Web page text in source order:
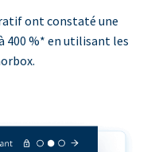
ont constaté une
400 %* en utilisant les